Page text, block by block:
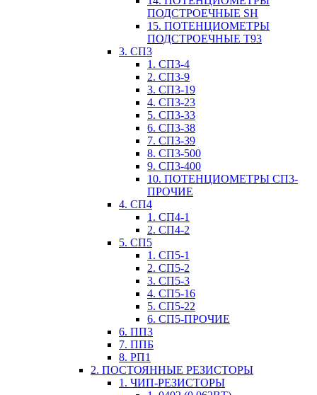
ПОДСТРОЕЧНЫЕ SH
15. ПОТЕНЦИОМЕТРЫ
ПОДСТРОЕЧНЫЕ Т93
3. СП3
1. СП3-4
2. СП3-9
3. СП3-19
4. СП3-23
5. СП3-33
6. СП3-38
7. СП3-39
8. СП3-500
9. СП3-400
10. ПОТЕНЦИОМЕТРЫ СП3-
ПРОЧИЕ
4. СП4
1. СП4-1
2. СП4-2
5. СП5
1. СП5-1
2. СП5-2
3. СП5-3
4. СП5-16
5. СП5-22
6. СП5-ПРОЧИЕ
6. ПП3
7. ППБ
8. РП1
2. ПОСТОЯННЫЕ РЕЗИСТОРЫ
1. ЧИП-РЕЗИСТОРЫ